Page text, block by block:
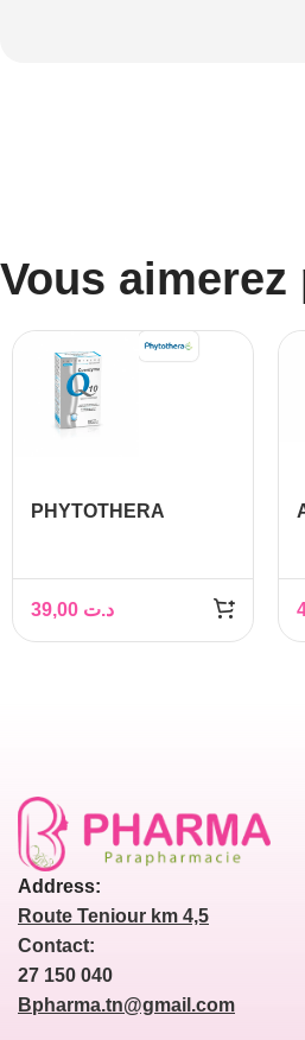
Vous
PHYTOTHERA
د.ت
Address:
Route Teniour km 4,5
Contact:
27 150 040
Bpharma.tn@gmail.com